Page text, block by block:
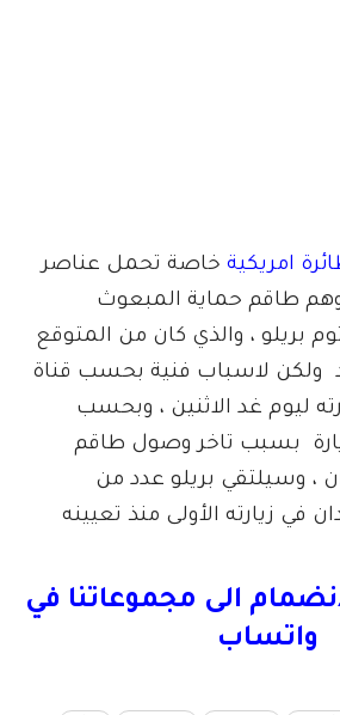
امريكية خاصة تحمل عناصر
وهم طاقم حماية المبعوث
بريلو ، والذي كان من المتوقع
ولكن لاسباب فنية بحسب قناة
ليوم غد الاثنين ، وبحسب
بسبب تاخر وصول طاقم
، وسيلتقي بريلو عدد من
في زيارته الأولى منذ تعيينه
الى مجموعاتنا في
واتساب